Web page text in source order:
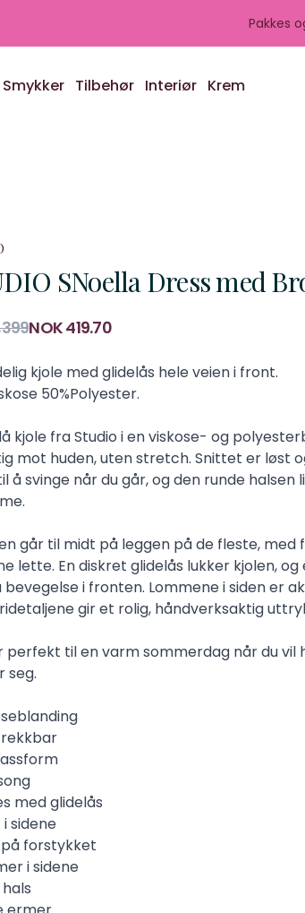
Pakkes
Smykker Tilbehør Interiør Krem
SNoella Dress med
NOK 419.70
kjole med glidelås hele veien i front.
50%Polyester.
kjole fra Studio i en viskose- og
mot huden, uten stretch. Snittet er løst
å svinge når du går, og den runde halsen
går til midt på leggen på de fleste, med
lette. En diskret glidelås lukker kjolen,
i fronten. Lommene i siden er
gir et rolig, håndverksaktig
perfekt til en varm sommerdag når du vil
seg.
med glidelås
sidene
forstykket
i sidene